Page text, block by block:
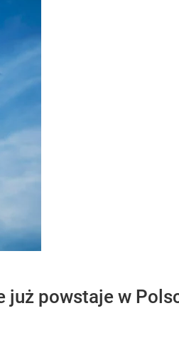
powstaje w